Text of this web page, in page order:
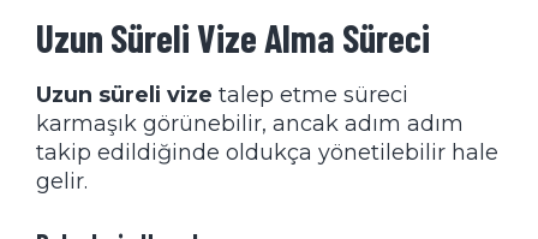
Uzun Süreli Vize Alma Süreci
Uzun süreli vize talep etme süreci
karmaşık görünebilir, ancak adım adım
takip edildiğinde oldukça yönetilebilir hale
gelir.